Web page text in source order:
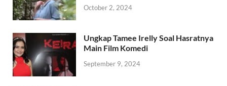
October 2, 2024
Ungkap Tamee Irelly Soal Hasratnya
Main Film Komedi
September 9, 2024